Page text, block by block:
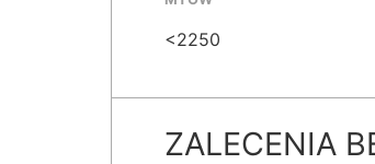
<2250
ZALECENIA